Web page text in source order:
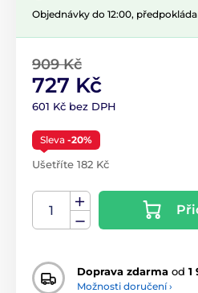
Objednávky do 12:00,
909 Kč
727 Kč
601 Kč bez DPH
Sleva -20%
Ušetříte 182 Kč
Doprava zdarma od 1
Možnosti doručení ›